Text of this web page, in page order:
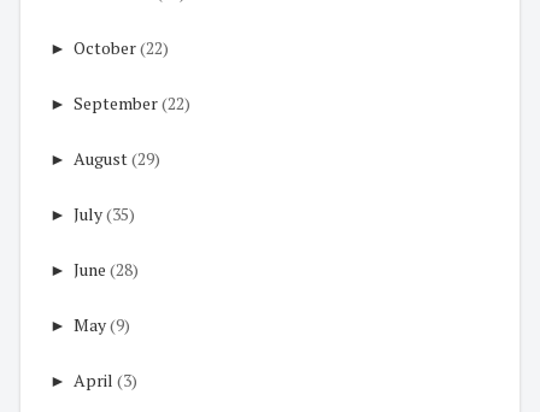
► October(22)
► September(22)
► August(29)
► July(35)
► June (28)
► May(9)
► April (3)